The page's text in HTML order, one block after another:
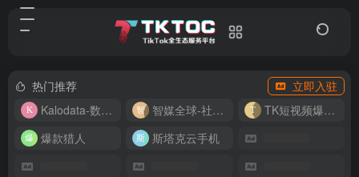
热门推荐
立即入驻
Kalodata-数据分析平台
智媒全球-社媒管理平台
TK短视频爆款复刻
爆款猎人
斯塔克云手机